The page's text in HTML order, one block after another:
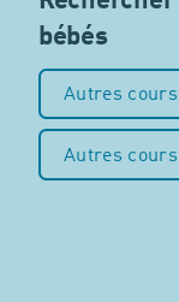
bébés
Autres
Autres